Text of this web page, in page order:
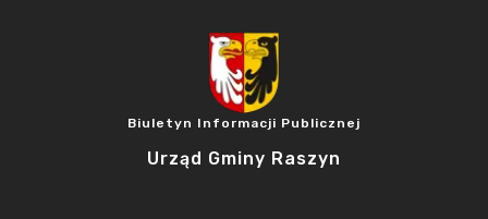
Biuletyn Informacji Publicznej
Urząd Gminy Raszyn